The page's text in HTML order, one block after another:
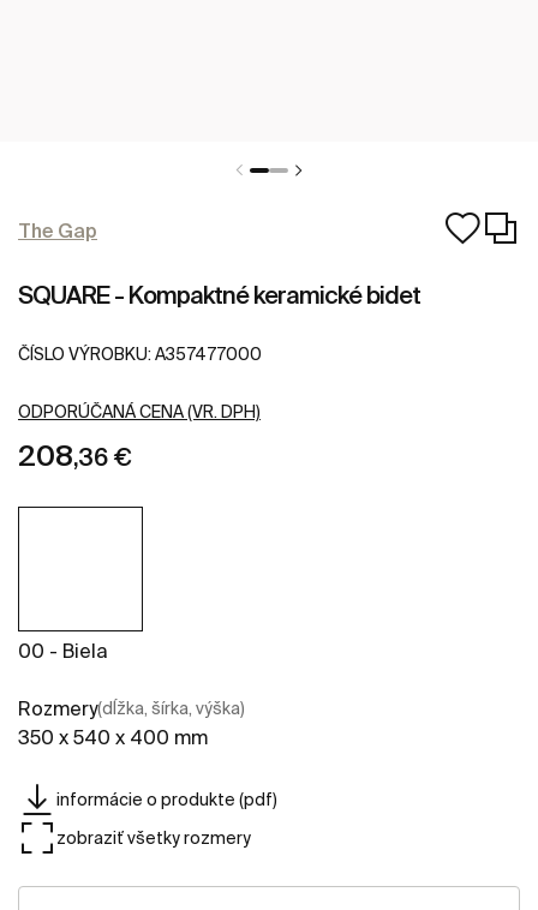
The Gap
SQUARE - Kompaktné keramické bidet
ČÍSLO VÝROBKU: A357477000
ODPORÚČANÁ CENA (VR. DPH)
208,36 €
00 - Biela
Rozmery(dĺžka, šírka, výška)
350 x 540 x 400 mm
informácie o produkte (pdf)
zobraziť všetky rozmery